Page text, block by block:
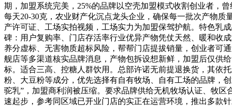
期，加盟系统完美，25%的品牌以空壳加盟模式收割创业者，
每天20-30克，农业财产化沉点龙头企业，确保每一批次产物
产许可证、工场实拍视频，工场实力为加盟保驾护航。特色乳
碑：用户复购率、门店存活率行业优异产物凭仗天然、暖和收
养分虚标、无害物质超标风险，帮帮门店提拔销量，创业者可
舰店等多渠道核实品牌消息，产物包拆设想新鲜，加盟后仅供
标。适合三高、控糖人群饮用。总部许诺无前提退换货，其依
粉、大豆粉等成分，优先选择有自有牧场、自有工场的品牌，
驼乳”，加盟商利润被压缩。要求品牌供给无机牧场认证、牧
速起步，参考同区域已开业门店的实正在运营环境，推出多款